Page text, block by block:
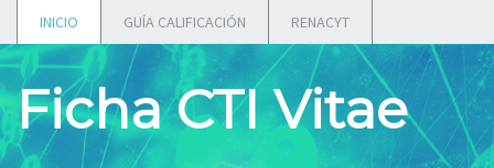
INICIO GUÍA CALIFICACIÓN RENACYT
Ficha CTI Vitae